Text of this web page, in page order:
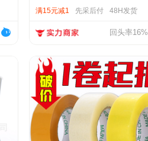
满15元减1 先采后付 48H发货
回头率16%